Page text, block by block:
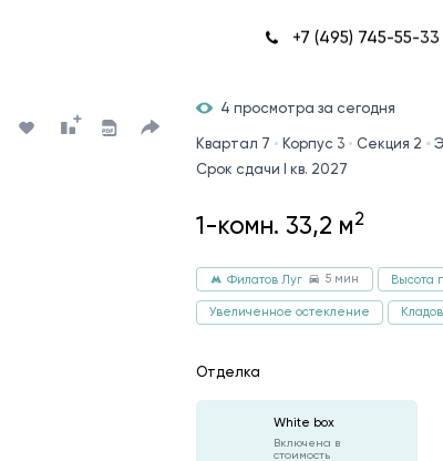
+7 (495) 745-55-33
4 просмотра за сегодня
Квартал 7 Корпус 3 Секция 2
Срок сдачи I кв. 2027
1-комн. 33,2 м2
Филатов Луг 5 мин Высота
Увеличенное остекление
Отделка
White box
Включена в
стоимость